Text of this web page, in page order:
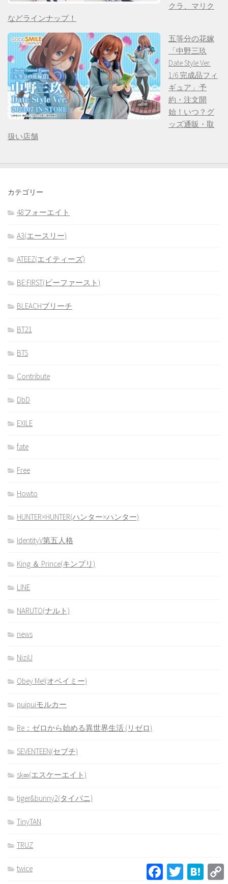
クラ、マリク
などラインナップ！
五等分の花嫁
「中野三玖
Date Style Ver.
1/6 完成品フィ
ギュア」予
約・注文開
始！いつ？グ
ッズ通販・取
扱い店舗
カテゴリー
48フォーエイト
A3(エースリー)
ATEEZ(エイティーズ)
BE:FIRST(ビーファースト)
BLEACHブリーチ
BT21
BTS
Contribute
DbD
EXILE
fate
Free
Howto
HUNTER×HUNTER(ハンター×ハンター)
IdentityV第五人格
King ＆ Prince(キンプリ)
LINE
NARUTO(ナルト)
news
NiziU
Obey Me!(オベイミー)
puipuiモルカー
Re：ゼロから始める異世界生活 (リゼロ)
SEVENTEEN(セブチ)
sk∞(エスケーエイト)
tiger&bunny2(タイバニ)
TinyTAN
TRUZ
twice FacebookTwitter Hatena